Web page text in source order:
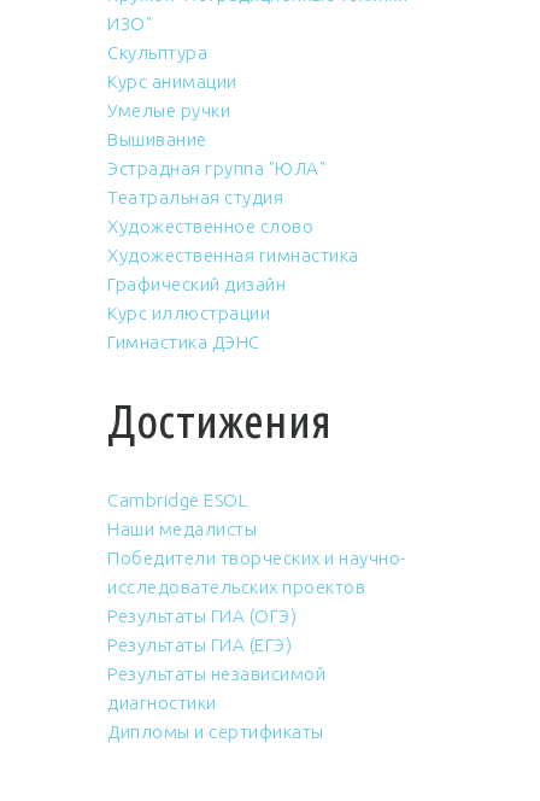
ИЗО"
Скульптура
Курс анимации
Умелые ручки
Вышивание
Эстрадная группа "ЮЛА"
Театральная студия
Художественное слово
Художественная гимнастика
Графический дизайн
Курс иллюстрации
Гимнастика ДЭНС
Достижения
Cambridge ESOL
Наши медалисты
Победители творческих и научно-
исследовательских проектов
Результаты ГИА (ОГЭ)
Результаты ГИА (ЕГЭ)
Результаты независимой
диагностики
Дипломы и сертификаты